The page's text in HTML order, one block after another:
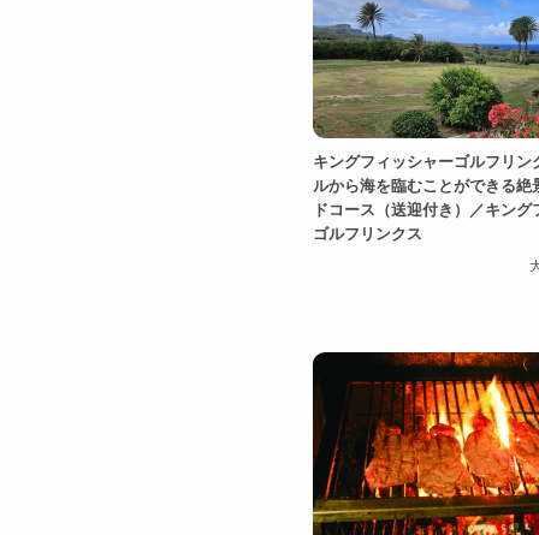
キングフィッシャーゴルフリン
ルから海を臨むことができる絶
ドコース（送迎付き）／キング
ゴルフリンクス